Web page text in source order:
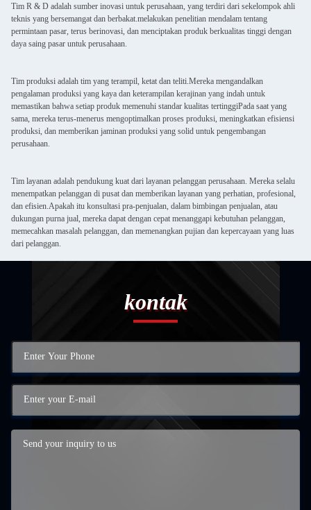
Tim R & D adalah sumber inovasi untuk perusahaan, yang terdiri dari sekelompok ahli
teknis yang bersemangat dan berbakat.melakukan penelitian mendalam tentang
permintaan pasar, terus berinovasi, dan menciptakan produk berkualitas tinggi dengan
daya saing pasar untuk perusahaan.
Tim produksi adalah tim yang terampil, ketat dan teliti.Mereka mengandalkan
pengalaman produksi yang kaya dan keterampilan kerajinan yang indah untuk
memastikan bahwa setiap produk memenuhi standar kualitas tertinggiPada saat yang
sama, mereka terus-menerus mengoptimalkan proses produksi, meningkatkan efisiensi
produksi, dan memberikan jaminan produksi yang solid untuk pengembangan
perusahaan.
Tim layanan adalah pendukung kuat dari layanan pelanggan perusahaan. Mereka selalu
menempatkan pelanggan di pusat dan memberikan layanan yang perhatian, profesional,
dan efisien.Apakah itu konsultasi pra-penjualan, dalam bimbingan penjualan, atau
dukungan purna jual, mereka dapat dengan cepat menanggapi kebutuhan pelanggan,
memecahkan masalah pelanggan, dan memenangkan pujian dan kepercayaan yang luas
dari pelanggan.
kontak